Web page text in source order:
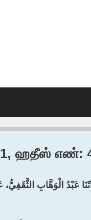
ஹதீஸ் எண்:
عَبْدُ الْوَهَّابِ